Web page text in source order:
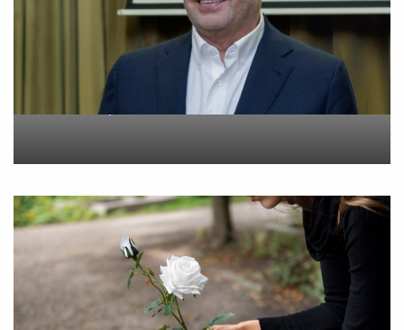
Metlen: Σε επίπεδο ρεκόρ
τα EBITDA το εξάμηνο
6 Αυγούστου 2026